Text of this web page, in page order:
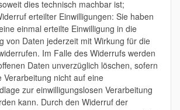
dies technisch machbar ist;
erteilter Einwilligungen: Sie haben
einmal erteilte Einwilligung in die
von Daten jederzeit mit Wirkung für die
Im Falle des Widerrufs werden
Daten unverzüglich löschen, sofern
Verarbeitung nicht auf eine
zur einwilligungslosen Verarbeitung
kann. Durch den Widerruf der